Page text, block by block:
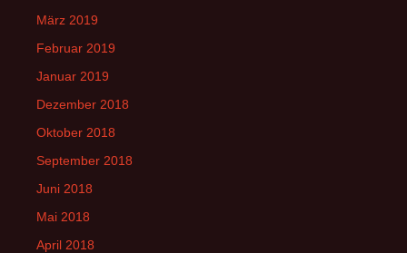
März 2019
Februar 2019
Januar 2019
Dezember 2018
Oktober 2018
September 2018
Juni 2018
Mai 2018
April 2018